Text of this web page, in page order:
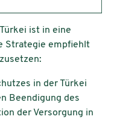
ist in eine
Strategie empfiehlt
in der Türkei
Beendigung des
der Versorgung in